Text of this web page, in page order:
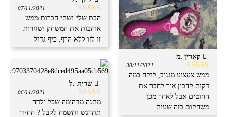
דורג5מתוך
5
30/11/2021
ממש צעצוע מגניב, לוקח כמה
דקות להבין איך לחבר את
החוטים אבל לאחר מכן
משחקות בזה שעות
דורג5מתוך
5
07/11/2021
הבת שלי ושתי חברות ממש
אוהבות את המשחק ושוזרות
זו לזו ללא הרף. כיף גדול
דורג 5מתוך
5
06/11/2021
מתנה מדהימה שכל ילדה
תתרגש ותשמח לקבל ? החיוך